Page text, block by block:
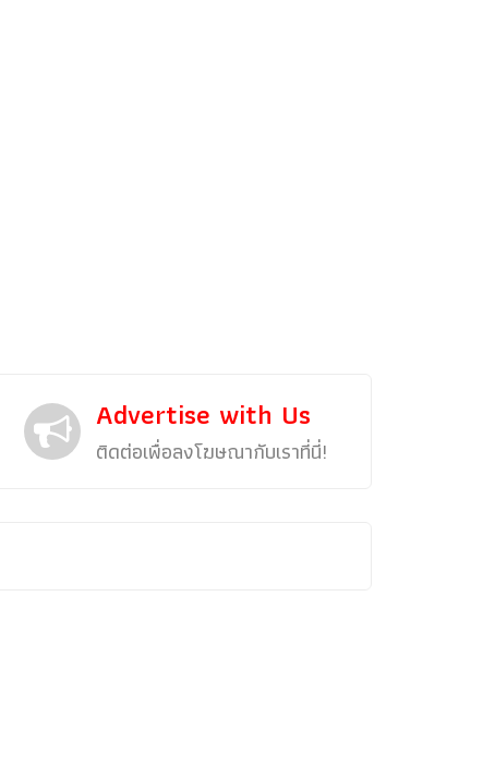
Advertise with Us
ติดต่อเพื่อลงโฆษณากับเราที่นี่!